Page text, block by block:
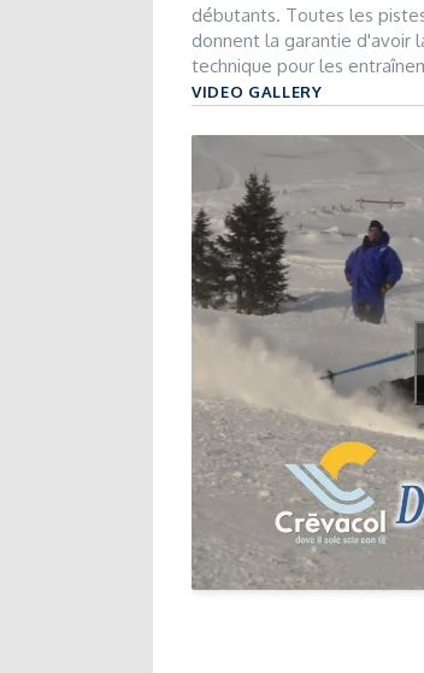
débutants. Toutes les
donnent la garantie d'avoir
technique pour les
VIDEO GALLERY